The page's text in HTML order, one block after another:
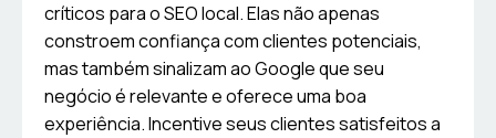
críticos para o SEO local. Elas não apenas
constroem confiança com clientes potenciais,
mas também sinalizam ao Google que seu
negócio é relevante e oferece uma boa
experiência. Incentive seus clientes satisfeitos a